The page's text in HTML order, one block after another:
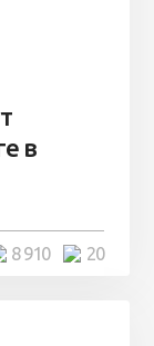
в
20
8 910